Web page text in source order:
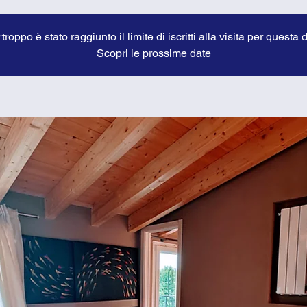
è stato raggiunto il limite di iscritti alla visita per questa
Scopri le prossime date